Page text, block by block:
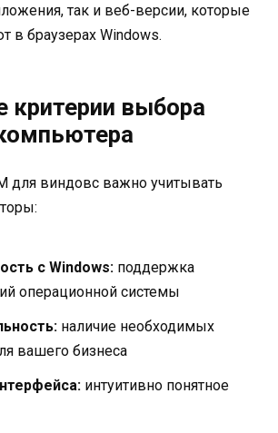
так и веб-версии, которые
в браузерах Windows.
выбора
для виндовс важно учитывать
с Windows:поддержка
операционной системы
наличие необходимых
вашего бизнеса
интуитивно понятное